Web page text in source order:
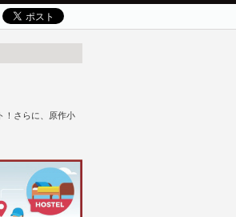
！さらに、原作小